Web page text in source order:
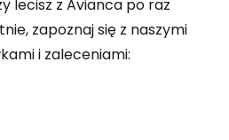
lecisz z Avianca po raz
zapoznaj się z naszymi
i zaleceniami: